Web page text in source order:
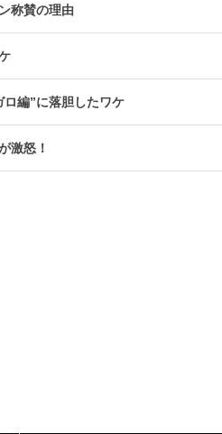
称賛の理由
ロ編”に落胆したワケ
激怒！